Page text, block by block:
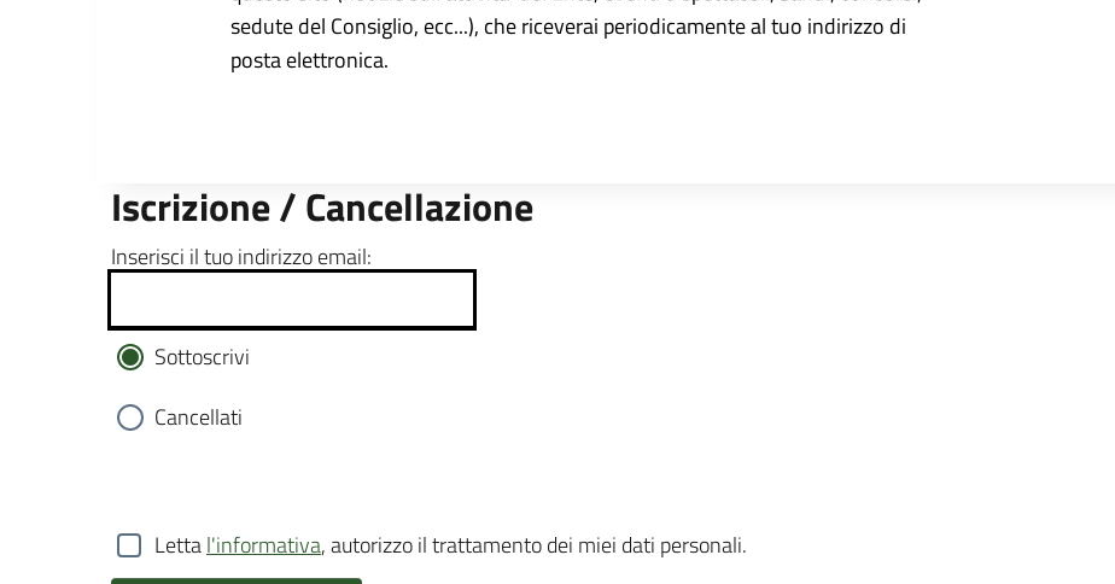
sedute del Consiglio, ecc...), che riceverai periodicamente al tuo indirizzo di
posta elettronica.
Iscrizione / Cancellazione
Inserisci il tuo indirizzo email:
Sottoscrivi
Cancellati
Lettal'informativa, autorizzo il trattamento dei miei dati personali.